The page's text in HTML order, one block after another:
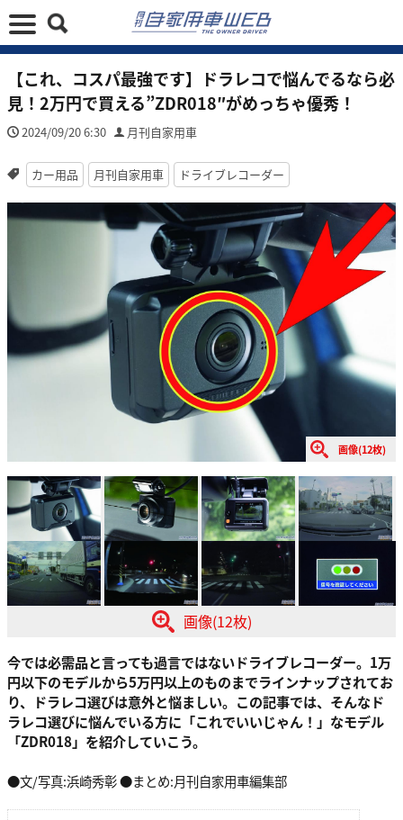
【これ、コスパ最強です】ドラレコで悩んでるなら必
見！2万円で買える”ZDR018″がめっちゃ優秀！
2024/09/20 6:30 月刊自家用車
カー用品 月刊自家用車 ドライブレコーダー
画像(12枚)
画像(12枚)
今では必需品と言っても過言ではないドライブレコーダー。1万
円以下のモデルから5万円以上のものまでラインナップされてお
り、ドラレコ選びは意外と悩ましい。この記事では、そんなド
ラレコ選びに悩んでいる方に「これでいいじゃん！」なモデル
「ZDR018」を紹介していこう。
●文/写真:浜崎秀彰 ●まとめ:月刊自家用車編集部